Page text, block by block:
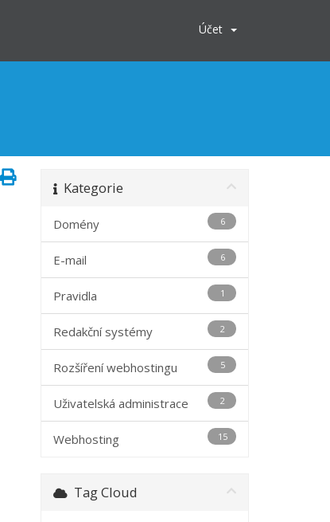
Účet
Kategorie
6
Domény
6
E-mail
1
Pravidla
2
Redakční systémy
5
Rozšíření webhostingu
2
Uživatelská administrace
15
Webhosting
Tag Cloud